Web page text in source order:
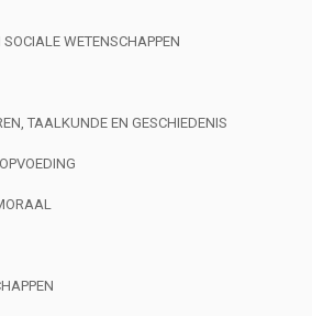
WETENSCHAPPEN
TAALKUNDE EN GESCHIEDENIS